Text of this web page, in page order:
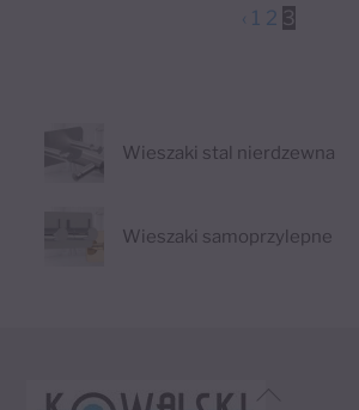
‹ 1 2 3
Wieszaki stal nierdzewna
Wieszaki samoprzylepne